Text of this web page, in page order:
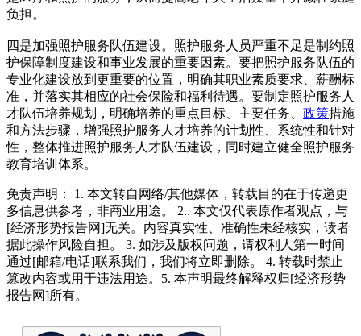
负担。
四是加强照护服务队伍建设。照护服务人员严重不足是制约照
护保障制度建设和事业发展的重要因素。要把照护服务队伍的
专业化建设放到更重要的位置，明确其职业素质要求、薪酬标
准，并落实其相应的社会保险和福利待遇。要制定照护服务人
才队伍培养规划，明确培养的重点目标、主要任务、 政策措施
和方法步骤，增强照护服务人才培养的计划性、系统性和针对
性，整体推进照护服务人才队伍建设，同时建立健全照护服务
教育培训体系。
免责声明： 1. 本文转自网络/其他媒体，转载目的在于传递更
多信息供参考，非商业用途。 2.. 本文仅代表原作者观点，与
[经济形势报告网]无关。内容真实性、准确性未经核实，读者
据此操作风险自担。 3. 如涉及版权问题，请权利人第一时间
通过[邮箱/电话]联系我们，我们将立即删除。 4. 转载时禁止
篡改内容或用于违法用途。5. 本声明最终解释权归[经济形势
报告网]所有。